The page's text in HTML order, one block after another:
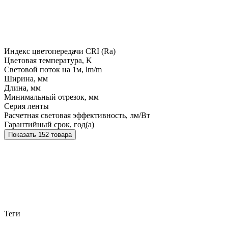
Индекс цветопередачи CRI (Ra)
Цветовая температура, K
Световой поток на 1м, lm/m
Ширина, мм
Длина, мм
Минимальный отрезок, мм
Серия ленты
Расчетная световая эффективность, лм/Вт
Гарантийный срок, год(а)
Показать 152 товара
Теги